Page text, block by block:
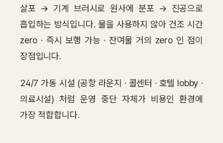
살포 → 기계 브러시로 원사에 분포 → 진공으로
흡입하는 방식입니다. 물을 사용하지 않아 건조 시간
zero · 즉시 보행 가능 · 잔여물 거의 zero 인 점이
장점입니다.
24/7 가동 시설 (공항 라운지 · 콜센터 · 호텔 lobby ·
의료시설) 처럼 운영 중단 자체가 비용인 환경에
가장 적합합니다.